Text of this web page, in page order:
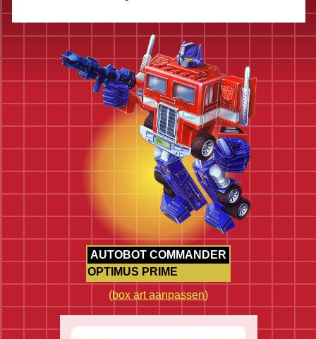
AUTOBOT COMMANDER
OPTIMUS PRIME
(box art aanpassen)